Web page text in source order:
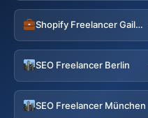
Shopify Freelancer Gaildorf
SEO Freelancer Berlin
SEO Freelancer München